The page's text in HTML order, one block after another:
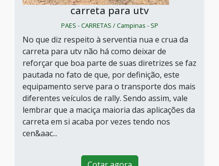
carreta para utv
PAES - CARRETAS / Campinas - SP
No que diz respeito à serventia nua e crua da
carreta para utv não há como deixar de
reforçar que boa parte de suas diretrizes se faz
pautada no fato de que, por definição, este
equipamento serve para o transporte dos mais
diferentes veículos de rally. Sendo assim, vale
lembrar que a maciça maioria das aplicações da
carreta em si acaba por vezes tendo nos
cen&aac...